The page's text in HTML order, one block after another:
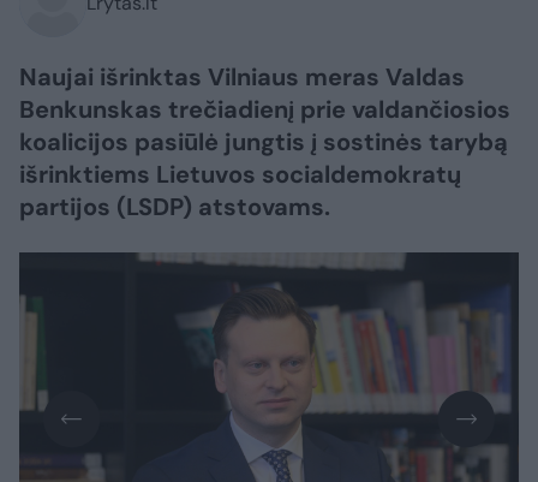
Naujai išrinktas Vilniaus meras Valdas
Benkunskas trečiadienį prie valdančiosios
koalicijos pasiūlė jungtis į sostinės tarybą
išrinktiems Lietuvos socialdemokratų
partijos (LSDP) atstovams.